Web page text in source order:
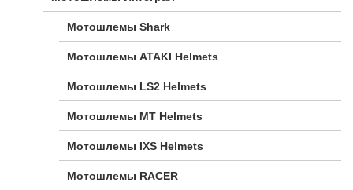
Мотошлемы Shark
Мотошлемы ATAKI Helmets
Мотошлемы LS2 Helmets
Мотошлемы MT Helmets
Мотошлемы IXS Helmets
Мотошлемы RACER